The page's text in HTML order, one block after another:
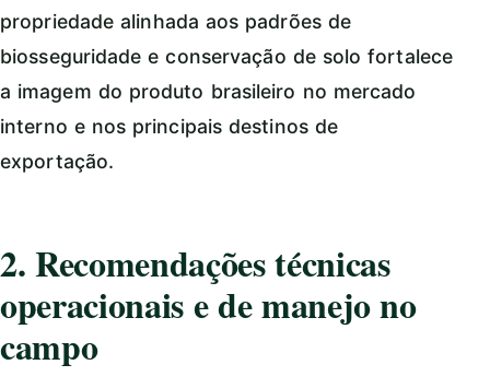
propriedade alinhada aos padrões de
biosseguridade e conservação de solo fortalece
a imagem do produto brasileiro no mercado
interno e nos principais destinos de
exportação.
2. Recomendações técnicas
operacionais e de manejo no
campo